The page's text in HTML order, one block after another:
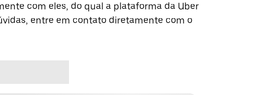
com eles, do qual a plataforma da Uber
entre em contato diretamente com o